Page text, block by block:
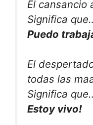
El cansancio
Significa
Puedo
El
todas las
Significa
Estoy vivo!